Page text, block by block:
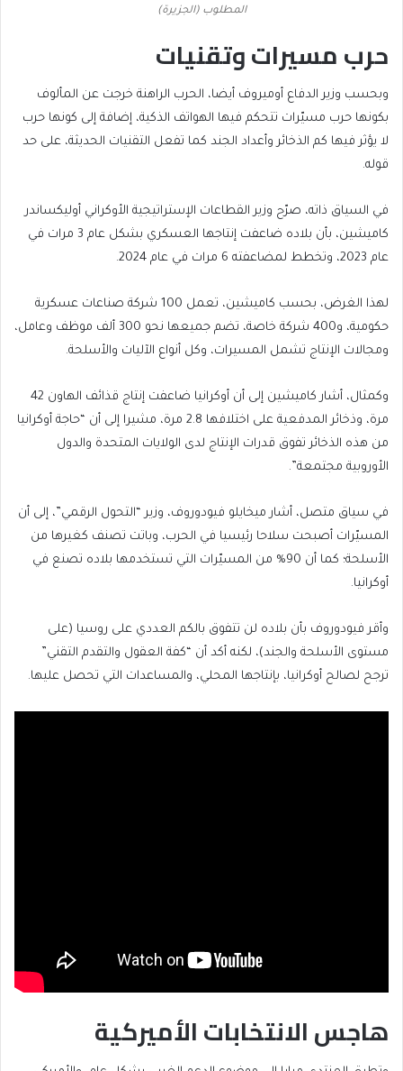
المطلوب (الجزيرة)
حرب مسيرات وتقنيات
وبحسب وزير الدفاع أوميروف أيضا، الحرب الراهنة خرجت عن المألوف
بكونها حرب مسيّرات تتحكم فيها الهواتف الذكية، إضافة إلى كونها حرب
لا يؤثر فيها كم الذخائر وأعداد الجند كما تفعل التقنيات الحديثة، على حد
قوله.
في السياق ذاته، صرّح وزير القطاعات الإستراتيجية الأوكراني أوليكساندر
كاميشين، بأن بلاده ضاعفت إنتاجها العسكري بشكل عام 3 مرات في
عام 2023، وتخطط لمضاعفته 6 مرات في عام 2024.
لهذا الغرض، بحسب كاميشين، تعمل 100 شركة صناعات عسكرية
حكومية، و400 شركة خاصة، تضم جميعها نحو 300 ألف موظف وعامل،
ومجالات الإنتاج تشمل المسيرات، وكل أنواع الآليات والأسلحة.
وكمثال، أشار كاميشين إلى أن أوكرانيا ضاعفت إنتاج قذائف الهاون 42
مرة، وذخائر المدفعية على اختلافها 2.8 مرة، مشيرا إلى أن “حاجة أوكرانيا
من هذه الذخائر تفوق قدرات الإنتاج لدى الولايات المتحدة والدول
الأوروبية مجتمعة”.
في سياق متصل، أشار ميخايلو فيودوروف، وزير “التحول الرقمي”، إلى أن
المسيّرات أصبحت سلاحا رئيسيا في الحرب، وباتت تصنف كغيرها من
الأسلحة؛ كما أن 90% من المسيّرات التي تستخدمها بلاده تصنع في
أوكرانيا.
وأقر فيودوروف بأن بلاده لن تتفوق بالكم العددي على روسيا (على
مستوى الأسلحة والجند)، لكنه أكد أن “كفة العقول والتقدم التقني”
ترجح لصالح أوكرانيا، بإنتاجها المحلي، والمساعدات التي تحصل عليها.
هاجس الانتخابات الأميركية